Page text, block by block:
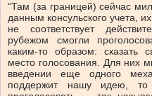
“Там (за границей) сейчас
данным консульского учета,
не соответствует
рубежом смогли
каким-то образом: сказать
место голосования. Для них
введении еще одного
поддержит нашу идею, то